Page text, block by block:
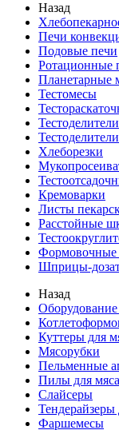
Назад
Печи
Подовые печи
Ротационные
Планетарные
Тестомесы
Тестоделители
Хлеборезки
Кремоварки
Листы
Расстойные
Формовочные
Шприцы-
Назад
Оборудование
Куттеры для
Мясорубки
Пельменные
Пилы для
Слайсеры
Тендерайзеры
Фаршемесы